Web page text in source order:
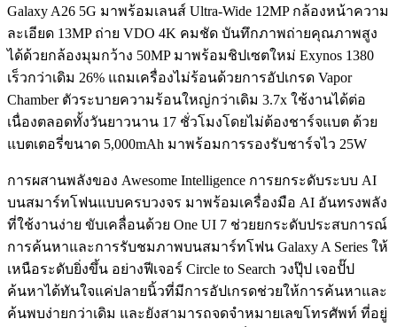
Galaxy A26 5G มาพร้อมเลนส์ Ultra-Wide 12MP กล้องหน้าความ
ละเอียด 13MP ถ่าย VDO 4K คมชัด บันทึกภาพถ่ายคุณภาพสูง
ได้ด้วยกล้องมุมกว้าง 50MP มาพร้อมชิปเซตใหม่ Exynos 1380
เร็วกว่าเดิม 26% แถมเครื่องไม่ร้อนด้วยการอัปเกรด Vapor
Chamber ตัวระบายความร้อนใหญ่กว่าเดิม 3.7x ใช้งานได้ต่อ
เนื่องตลอดทั้งวันยาวนาน 17 ชั่วโมงโดยไม่ต้องชาร์จแบต ด้วย
แบตเตอรี่ขนาด 5,000mAh มาพร้อมการรองรับชาร์จไว 25W
การผสานพลังของ Awesome Intelligence การยกระดับระบบ AI
บนสมาร์ทโฟนแบบครบวงจร มาพร้อมเครื่องมือ AI อันทรงพลัง
ที่ใช้งานง่าย ขับเคลื่อนด้วย One UI 7 ช่วยยกระดับประสบการณ์
การค้นหาและการรับชมภาพบนสมาร์ทโฟน Galaxy A Series ให้
เหนือระดับยิ่งขึ้น อย่างฟีเจอร์ Circle to Search วงปุ๊ป เจอปั๊ป
ค้นหาได้ทันใจแค่ปลายนิ้วที่มีการอัปเกรดช่วยให้การค้นหาและ
ค้นพบง่ายกว่าเดิม และยังสามารถจดจำหมายเลขโทรศัพท์ ที่อยู่